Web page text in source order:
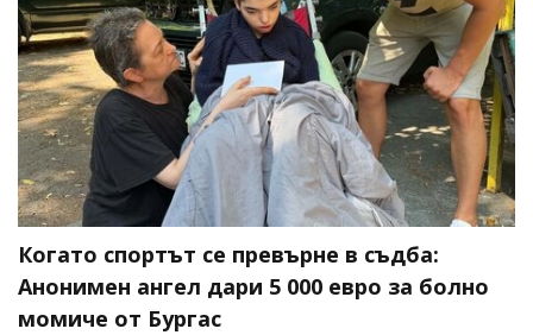
Когато спортът се превърне в съдба:
Анонимен ангел дари 5 000 евро за болно
момиче от Бургас